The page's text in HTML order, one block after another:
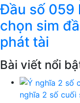
Đầu số 059
chọn sim
phát tài
Bài viết nổi
nghĩa 2 số cuối